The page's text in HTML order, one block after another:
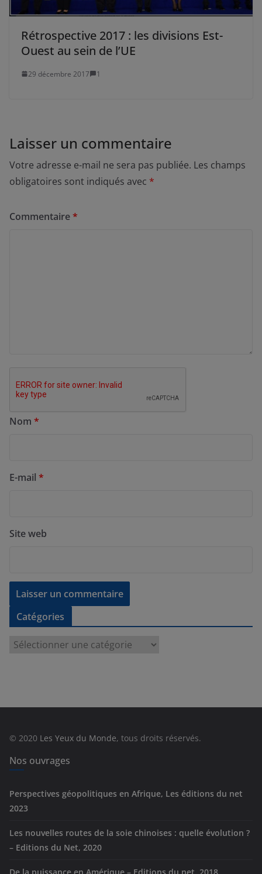
Rétrospective 2017 : les divisions Est-
Ouest au sein de l’UE
29 décembre 2017 1
Laisser un commentaire
Votre adresse e-mail ne sera pas publiée. Les champs
obligatoires sont indiqués avec *
Commentaire*
Nom *
E-mail *
Site web
Catégories
e
s
© 2020 Les Yeux du Monde, tous droits réservés.
Nos ouvrages
Perspectives géopolitiques en Afrique, Les éditions du net
2023
Les nouvelles routes de la soie chinoises : quelle évolution ?
– Editions du Net, 2020
De la puissance en Amérique – Editions du net, 2018